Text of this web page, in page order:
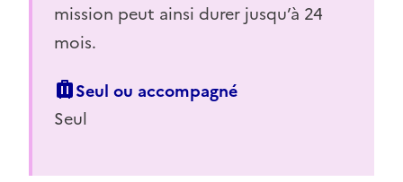
mission peut ainsi durer jusqu’à 24
mois.
Seul ou accompagné
Seul